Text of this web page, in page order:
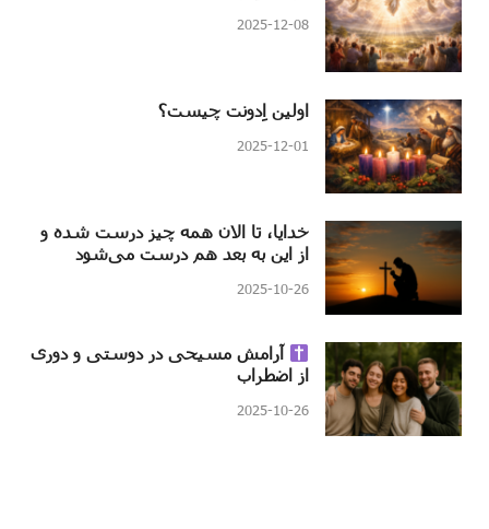
2025-12-08
اولین اِدونت چیست؟
2025-12-01
خدایا، تا الان همه چیز درست شده و
از این به بعد هم درست می‌شود
2025-10-26
آرامش مسیحی در دوستی و دوری
از اضطراب
2025-10-26